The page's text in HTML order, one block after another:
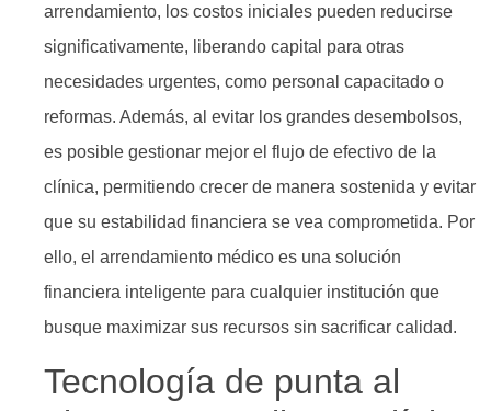
arrendamiento, los costos iniciales pueden reducirse
significativamente, liberando capital para otras
necesidades urgentes, como personal capacitado o
reformas. Además, al evitar los grandes desembolsos,
es posible gestionar mejor el flujo de efectivo de la
clínica, permitiendo crecer de manera sostenida y evitar
que su estabilidad financiera se vea comprometida. Por
ello, el arrendamiento médico es una solución
financiera inteligente para cualquier institución que
busque maximizar sus recursos sin sacrificar calidad.
Tecnología de punta al